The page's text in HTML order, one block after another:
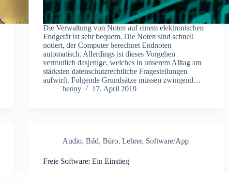
Die Verwaltung von Noten auf einem elektronischen
Endgerät ist sehr bequem. Die Noten sind schnell
notiert, der Computer berechnet Endnoten
automatisch. Allerdings ist dieses Vorgehen
vermutlich dasjenige, welches in unserem Alltag am
stärksten datenschutzrechtliche Fragestellungen
aufwirft. Folgende Grundsätze müssen zwingend…
benny
17. April 2019
Audio,Bild,Büro,Lehrer, Software/App
Freie Software: Ein Einstieg